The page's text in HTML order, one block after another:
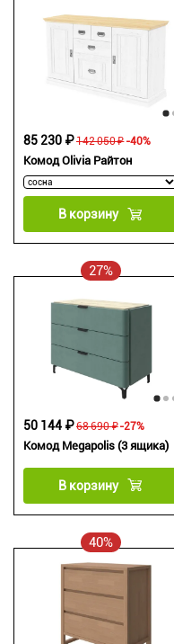
Комод Olivia Райтон
142 050 ₽
85 230 ₽ -40%
В корзину
27%
Комод Megapolis (3 ящика)
68 690 ₽
50 144 ₽ -27%
В корзину
40%